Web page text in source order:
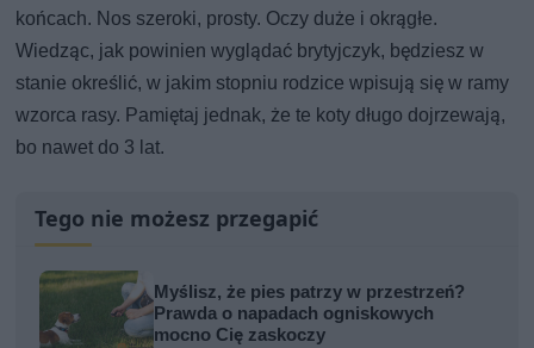
końcach. Nos szeroki, prosty. Oczy duże i okrągłe.
Wiedząc, jak powinien wyglądać brytyjczyk, będziesz w
stanie określić, w jakim stopniu rodzice wpisują się w ramy
wzorca rasy. Pamiętaj jednak, że te koty długo dojrzewają,
bo nawet do 3 lat.
Tego nie możesz przegapić
Myślisz, że pies patrzy w przestrzeń?
Prawda o napadach ogniskowych
mocno Cię zaskoczy